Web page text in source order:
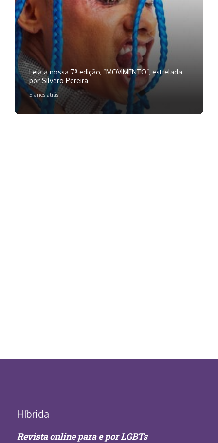
Leia a nossa 7ª edição, “MOVIMENTO”, estrelada
por Silvero Pereira
5 anos atrás
Híbrida
Revista online para e por LGBTs